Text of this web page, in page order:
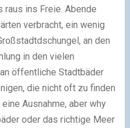
raus ins Freie. Abende
verbracht, ein wenig
an den
in den vielen
öffentliche Stadtbäder
die nicht oft zu finden
Ausnahme, aber why
oder das richtige Meer